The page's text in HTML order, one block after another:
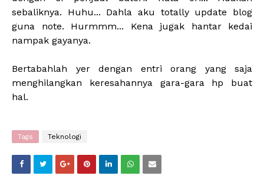
sebaliknya. Huhu... Dahla aku totally update blog
guna note. Hurmmm... Kena jugak hantar kedai
nampak gayanya.
Bertabahlah yer dengan entri orang yang saja
menghilangkan keresahannya gara-gara hp buat
hal.
Tags Teknologi